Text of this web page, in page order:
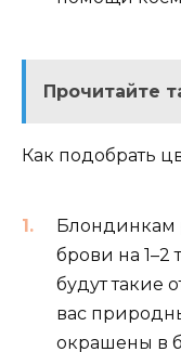
Прочитайте
Как подобрать
Блондинкам
брови на 1–2
будут такие
вас
окрашены в